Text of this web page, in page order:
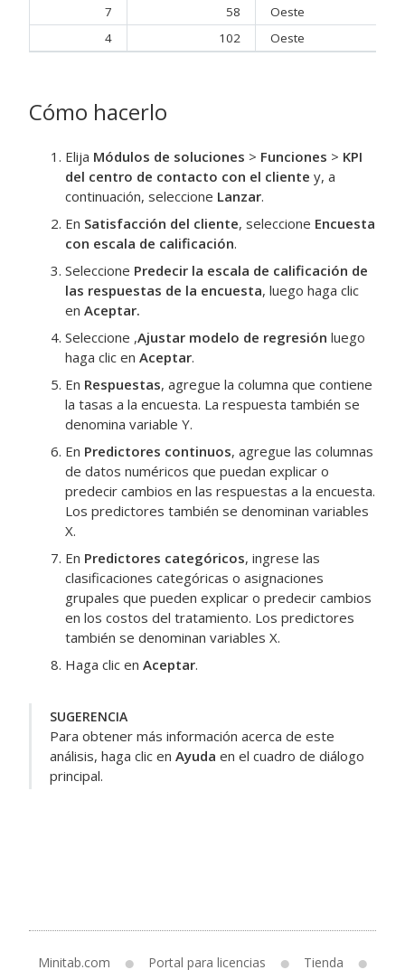
7
58
Oeste
4
102 Oeste
Cómo hacerlo
Elija Módulos de soluciones > Funciones > KPI
del centro de contacto con el cliente y, a
continuación, seleccione Lanzar.
En Satisfacción del cliente, seleccione Encuesta
con escala de calificación.
Seleccione Predecir la escala de calificación de
las respuestas de la encuesta, luego haga clic
en Aceptar.
Seleccione ,Ajustar modelo de regresión luego
haga clic en Aceptar.
En Respuestas, agregue la columna que contiene
la tasas a la encuesta. La respuesta también se
denomina variable Y.
En Predictores continuos, agregue las columnas
de datos numéricos que puedan explicar o
predecir cambios en las respuestas a la encuesta.
Los predictores también se denominan variables
X.
En Predictores categóricos, ingrese las
clasificaciones categóricas o asignaciones
grupales que pueden explicar o predecir cambios
en los costos del tratamiento. Los predictores
también se denominan variables X.
Haga clic en Aceptar.
SUGERENCIA
Para obtener más información acerca de este
análisis, haga clic en Ayuda en el cuadro de diálogo
principal.
Minitab.com Portal para licencias Tienda